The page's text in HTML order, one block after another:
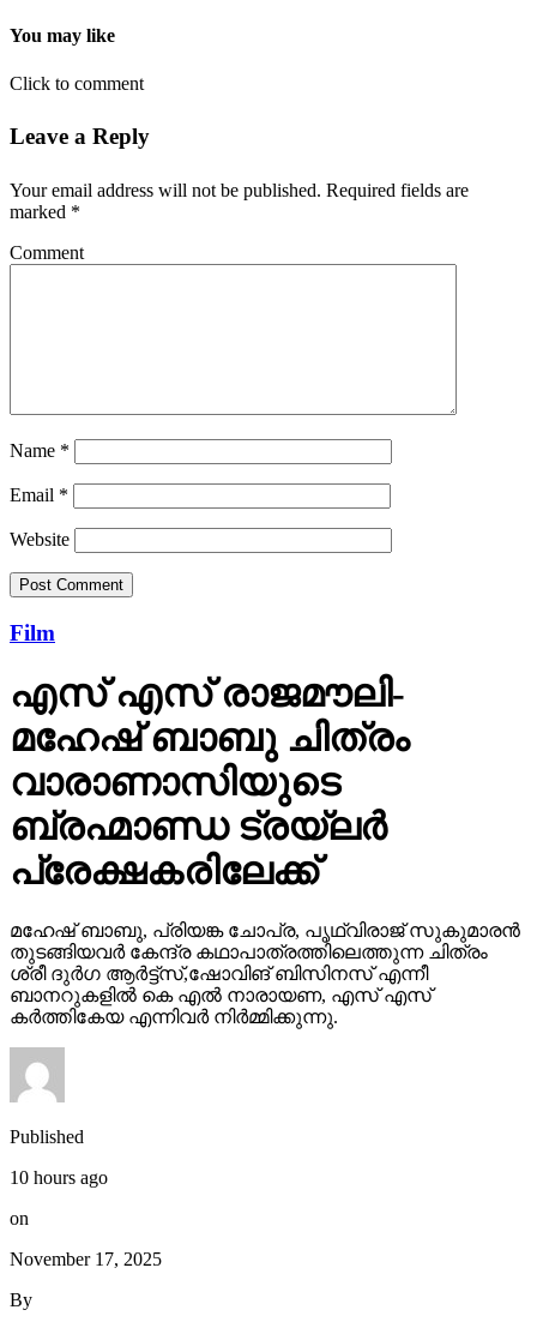
You may like
Click to comment
Leave a Reply
Your email address will not be published. Required fields are
marked *
Comment
Name *
Email *
Website
Film
എസ് എസ് രാജമൗലി-
മഹേഷ് ബാബു ചിത്രം
വാരാണാസിയുടെ
ബ്രഹ്മാണ്ഡ ട്രയ്ലർ
പ്രേക്ഷകരിലേക്ക്
മഹേഷ് ബാബു, പ്രിയങ്ക ചോപ്ര, പൃഥ്വിരാജ് സുകുമാരൻ
തുടങ്ങിയവർ കേന്ദ്ര കഥാപാത്രത്തിലെത്തുന്ന ചിത്രം
ശ്രീ ദുർഗ ആർട്ട്സ്,ഷോവിങ് ബിസിനസ് എന്നീ
ബാനറുകളിൽ കെ എൽ നാരായണ, എസ് എസ്
കർത്തികേയ എന്നിവർ നിർമ്മിക്കുന്നു.
Published
10 hours ago
on
November 17, 2025
By